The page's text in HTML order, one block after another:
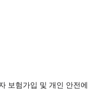
보험가입 및 개인 안전에